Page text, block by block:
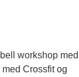
workshop med
Crossfit og